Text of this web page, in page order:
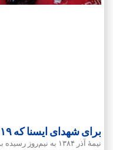
برای شهدای ایسنا که ۱۹ سال قبل پر کشیدند